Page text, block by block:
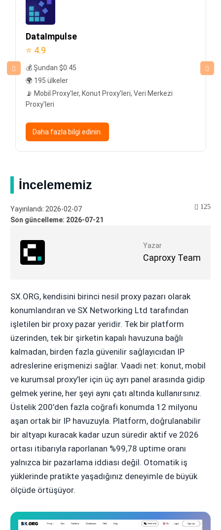
DataImpulse
⭐ 4.9
💰 Şundan $0.45
🌍 195 ülkeler
📡 Mobil Proxy'ler, Konut Proxy'leri, Veri Merkezi
Proxy'leri
Daha fazla bilgi edinin.
İncelememiz
Yazar
Caproxy Team
Yayınlandı: 2026-02-07
Son güncelleme: 2026-07-21
125
SX.ORG, kendisini birinci nesil proxy pazarı olarak
konumlandıran ve SX Networking Ltd tarafından
işletilen bir proxy pazar yeridir. Tek bir platform
üzerinden, tek bir şirketin kapalı havuzuna bağlı
kalmadan, birden fazla güvenilir sağlayıcıdan IP
adreslerine erişmenizi sağlar. Vaadi net: konut, mobil
ve kurumsal proxy’ler için üç ayrı panel arasında gidip
gelmek yerine, her şeyi aynı çatı altında kullanırsınız.
Üstelik 200’den fazla coğrafi konumda 12 milyonu
aşan ortak bir IP havuzuyla. Platform, doğrulanabilir
bir altyapı kuracak kadar uzun süredir aktif ve 2026
ortası itibarıyla raporlanan %99,78 uptime oranı
yalnızca bir pazarlama iddiası değil. Otomatik iş
yüklerinde pratikte yaşadığınız deneyimle de büyük
ölçüde örtüşüyor.